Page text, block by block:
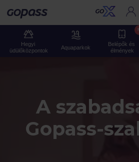
Gopass
Hegyi
üdülőközpontok
Aquaparkok
Belépők és
élmények
A
Gopass-